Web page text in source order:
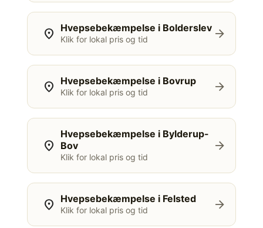
location_on Hvepsebekæmpelse i Bolderslev
Klik for lokal pris og tid arrow_forward
location_on Hvepsebekæmpelse i Bovrup
Klik for lokal pris og tid arrow_forward
location_on
Hvepsebekæmpelse i Bylderup-
Bov
Klik for lokal pris og tid
arrow_forward
location_on Hvepsebekæmpelse i Felsted
Klik for lokal pris og tid arrow_forward